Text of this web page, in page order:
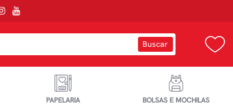
PAPELARIA BOLSAS E MOCHILAS